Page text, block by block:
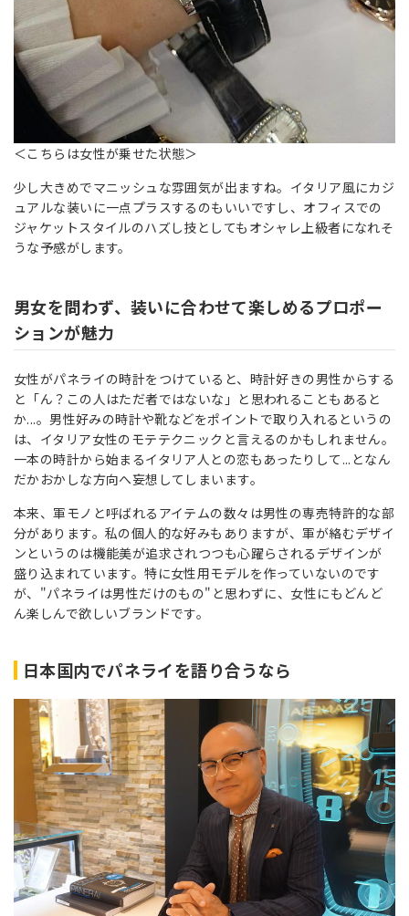
＜こちらは女性が乗せた状態＞
少し大きめでマニッシュな雰囲気が出ますね。イタリア風にカジ
ュアルな装いに一点プラスするのもいいですし、オフィスでの
ジャケットスタイルのハズし技としてもオシャレ上級者になれそ
うな予感がします。
男女を問わず、装いに合わせて楽しめるプロポー
ションが魅力
女性がパネライの時計をつけていると、時計好きの男性からする
と「ん？この人はただ者ではないな」と思われることもあると
か...。男性好みの時計や靴などをポイントで取り入れるというの
は、イタリア女性のモテテクニックと言えるのかもしれません。
一本の時計から始まるイタリア人との恋もあったりして...となん
だかおかしな方向へ妄想してしまいます。
本来、軍モノと呼ばれるアイテムの数々は男性の専売特許的な部
分があります。私の個人的な好みもありますが、軍が絡むデザイ
ンというのは機能美が追求されつつも心躍らされるデザインが
盛り込まれています。特に女性用モデルを作っていないのです
が、"パネライは男性だけのもの"と思わずに、女性にもどんど
ん楽しんで欲しいブランドです。
日本国内でパネライを語り合うなら